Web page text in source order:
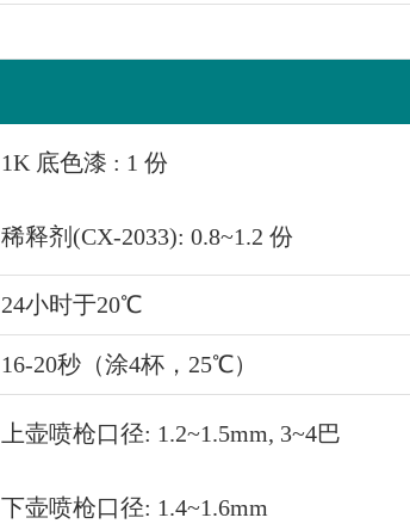
1K 底色漆 : 1 份
稀释剂(CX-2033): 0.8~1.2 份
24小时于20℃
16-20秒（涂4杯，25℃）
上壶喷枪口径: 1.2~1.5mm, 3~4巴
下壶喷枪口径: 1.4~1.6mm